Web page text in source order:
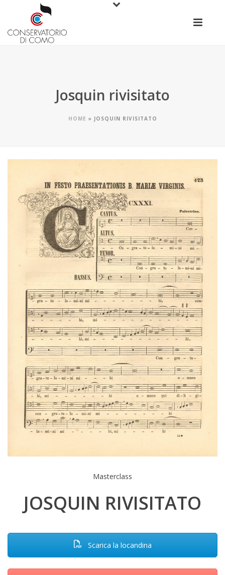
Josquin rivisitato
HOME » JOSQUIN RIVISITATO
Masterclass
JOSQUIN RIVISITATO
Scarica la locandina